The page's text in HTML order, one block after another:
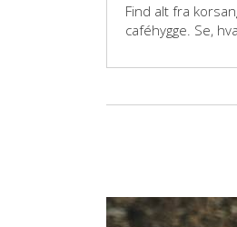
Find alt fra
caféhygge. Se,